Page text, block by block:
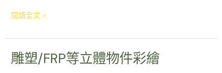
閱讀全文 »
雕塑/FRP等立體物件彩繪
雕
塑/FRP